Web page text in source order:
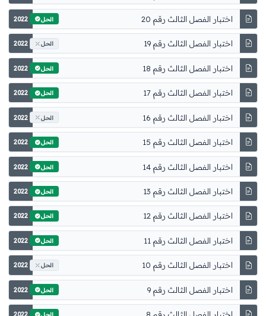
اختبار الفصل الثالث رقم 20 2022 الحل
اختبار الفصل الثالث رقم 19 2022 الحل
اختبار الفصل الثالث رقم 18 2022 الحل
اختبار الفصل الثالث رقم 17 2022 الحل
اختبار الفصل الثالث رقم 16 2022 الحل
اختبار الفصل الثالث رقم 15 2022 الحل
اختبار الفصل الثالث رقم 14 2022 الحل
اختبار الفصل الثالث رقم 13 2022 الحل
اختبار الفصل الثالث رقم 12 2022 الحل
اختبار الفصل الثالث رقم 11 2022 الحل
اختبار الفصل الثالث رقم 10 2022 الحل
اختبار الفصل الثالث رقم 9 2022 الحل
الحل